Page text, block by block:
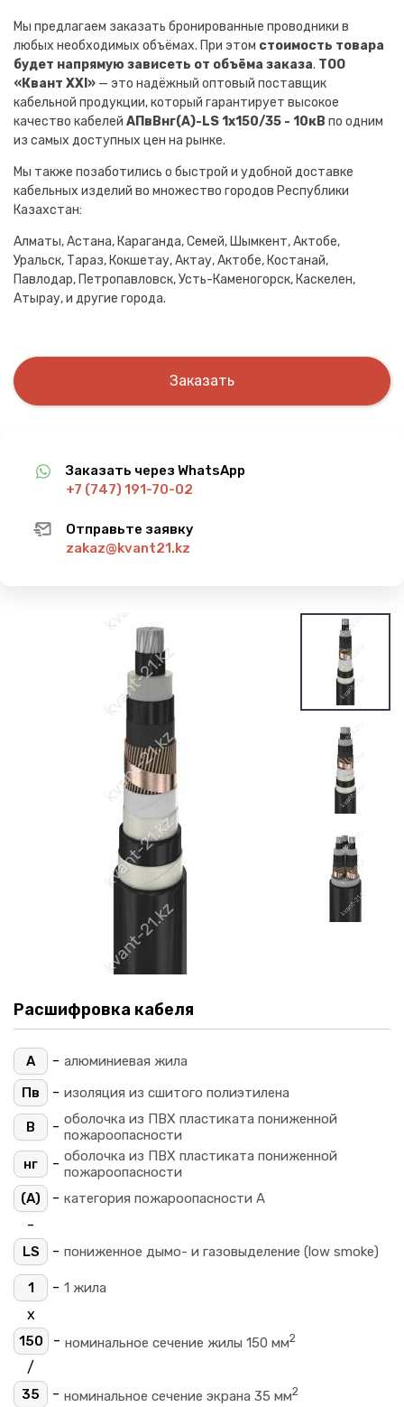
Мы предлагаем заказать бронированные проводники в
любых необходимых объёмах. При этом стоимость товара
будет напрямую зависеть от объёма заказа. ТОО
«Квант XXI» — это надёжный оптовый поставщик
кабельной продукции, который гарантирует высокое
качество кабелей АПвВнг(A)-LS 1х150/35 - 10кВ по одним
из самых доступных цен на рынке.
Мы также позаботились о быстрой и удобной доставке
кабельных изделий во множество городов Республики
Казахстан:
Алматы, Астана, Караганда, Семей, Шымкент, Актобе,
Уральск, Тараз, Кокшетау, Актау, Актобе, Костанай,
Павлодар, Петропавловск, Усть-Каменогорск, Каскелен,
Атырау, и другие города.
Заказать
Заказать через WhatsApp
+7 (747) 191-70-02
Отправьте заявку
zakaz@kvant21.kz
Расшифровка кабеля
А - алюминиевая жила
Пв
- изоляция из сшитого полиэтилена
В - оболочка из ПВХ пластиката пониженной
пожароопасности
нг
- оболочка из ПВХ пластиката пониженной
пожароопасности
(A)
- категория пожароопасности A
-
LS - пониженное дымо- и газовыделение (low smoke)
1 - 1 жила
х
150 - номинальное сечение жилы 150 мм2
/
35 - номинальное сечение экрана 35 мм2